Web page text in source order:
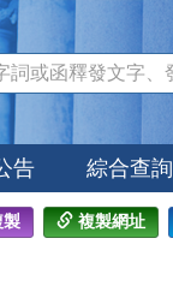
告 綜合查詢
製 複製網址